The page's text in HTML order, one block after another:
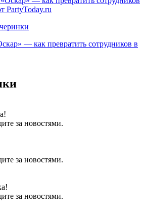
— как превратить сотрудников в
за новостями.
за новостями.
за новостями.